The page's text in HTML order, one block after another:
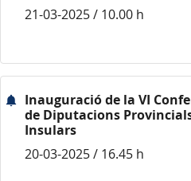
21-03-2025 / 10.00 h
Inauguració de la VI
de Diputacions
Insulars
20-03-2025 / 16.45 h